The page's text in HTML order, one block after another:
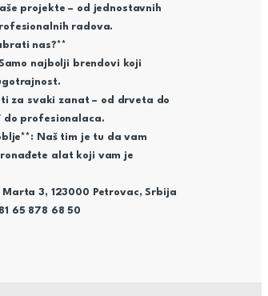
projekte – od jednostavnih
radova.
nas?**
najbolji brendovi koji
za svaki zanat – od drveta do
do profesionalaca.
Naš tim je tu da vam
alat koji vam je
Marta 3, 123000 Petrovac, Srbija
65 878 68 50